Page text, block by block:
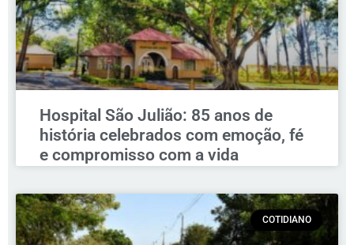
Hospital São Julião: 85 anos de
história celebrados com emoção, fé
e compromisso com a vida
COTIDIANO